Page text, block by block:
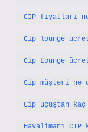
CIP fiyatları
Cip lounge
Cip Lounge
Cip müşteri ne
Cip uçuştan
Havalimanı